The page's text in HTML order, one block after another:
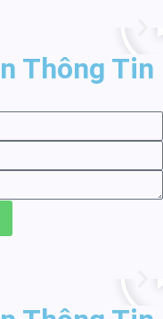
Thông Tin